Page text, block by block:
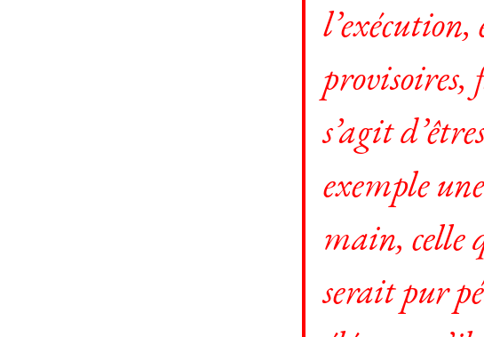
l’exécution,
provisoires,
s’agit
exemple
main, celle
serait pur